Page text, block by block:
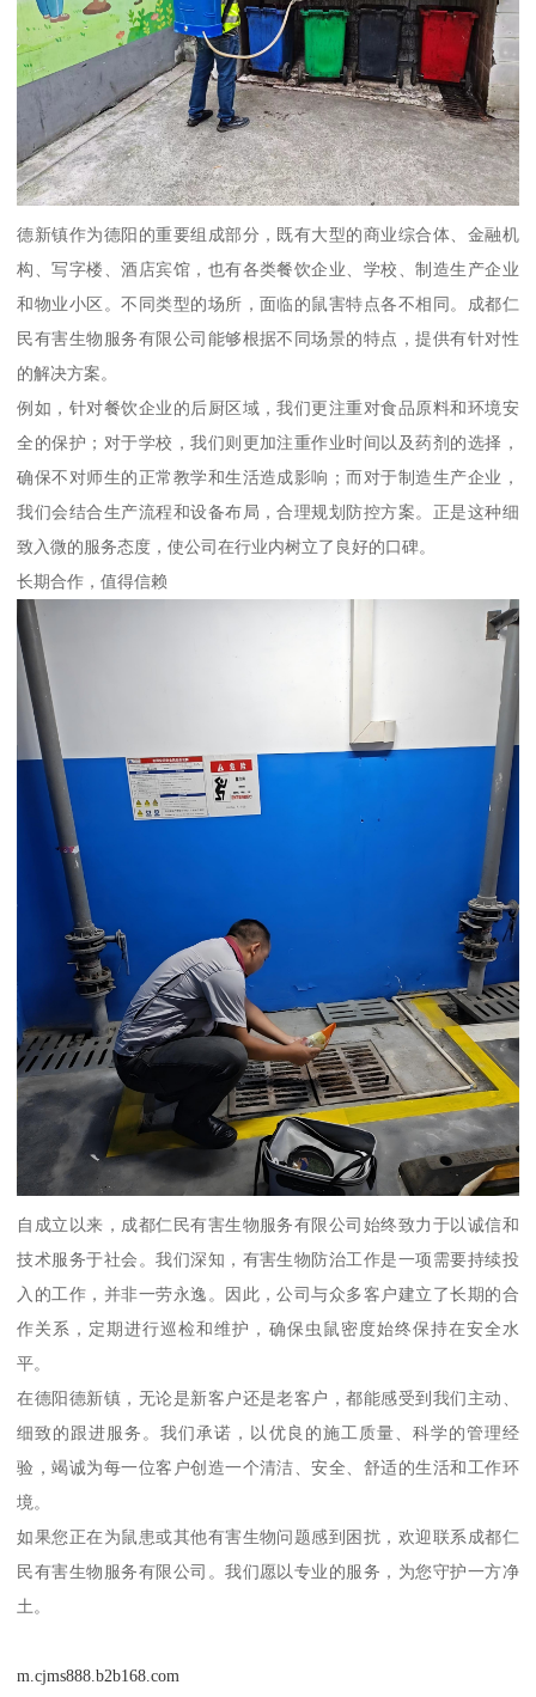
德新镇作为德阳的重要组成部分，既有大型的商业综合体、金融机
构、写字楼、酒店宾馆，也有各类餐饮企业、学校、制造生产企业
和物业小区。不同类型的场所，面临的鼠害特点各不相同。成都仁
民有害生物服务有限公司能够根据不同场景的特点，提供有针对性
的解决方案。
例如，针对餐饮企业的后厨区域，我们更注重对食品原料和环境安
全的保护；对于学校，我们则更加注重作业时间以及药剂的选择，
确保不对师生的正常教学和生活造成影响；而对于制造生产企业，
我们会结合生产流程和设备布局，合理规划防控方案。正是这种细
致入微的服务态度，使公司在行业内树立了良好的口碑。
长期合作，值得信赖
自成立以来，成都仁民有害生物服务有限公司始终致力于以诚信和
技术服务于社会。我们深知，有害生物防治工作是一项需要持续投
入的工作，并非一劳永逸。因此，公司与众多客户建立了长期的合
作关系，定期进行巡检和维护，确保虫鼠密度始终保持在安全水
平。
在德阳德新镇，无论是新客户还是老客户，都能感受到我们主动、
细致的跟进服务。我们承诺，以优良的施工质量、科学的管理经
验，竭诚为每一位客户创造一个清洁、安全、舒适的生活和工作环
境。
如果您正在为鼠患或其他有害生物问题感到困扰，欢迎联系成都仁
民有害生物服务有限公司。我们愿以专业的服务，为您守护一方净
土。
m.cjms888.b2b168.com